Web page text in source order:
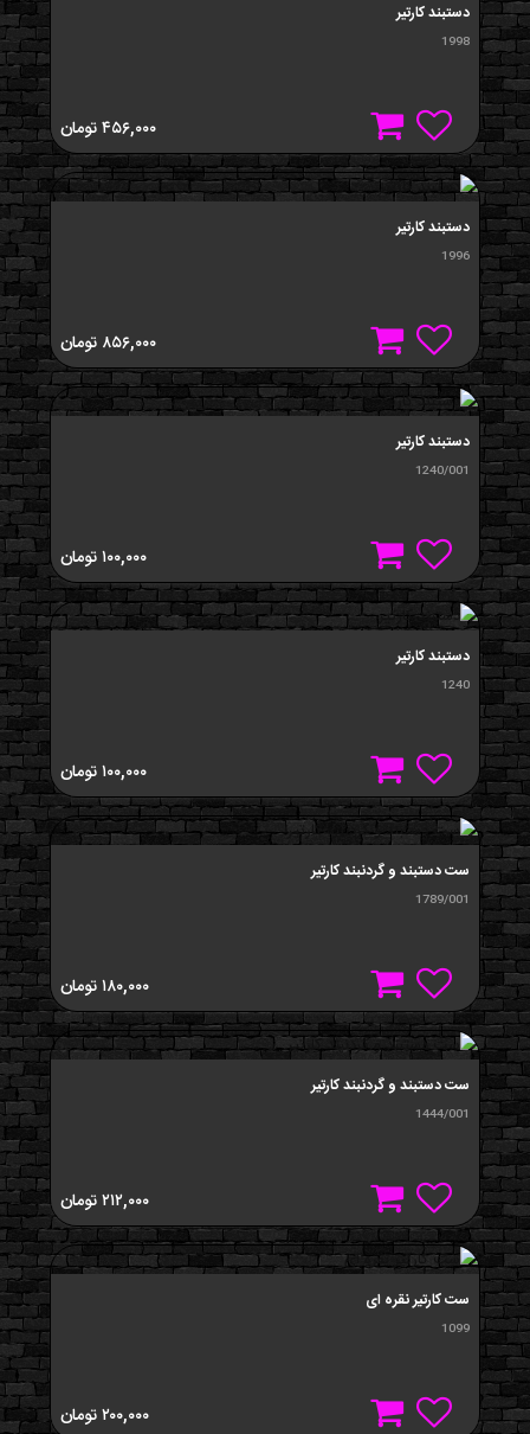
دستبند کارتیر
1998
۴۵۶,۰۰۰تومان
دستبند کارتیر
1996
۸۵۶,۰۰۰ تومان
دستبند کارتیر
1240/001
۱۰۰,۰۰۰تومان
دستبند کارتیر
1240
۱۰۰,۰۰۰تومان
ست دستبند و گردنبند کارتیر
1789/001
۱۸۰,۰۰۰تومان
ست دستبند و گردنبند کارتیر
1444/001
۲۱۲,۰۰۰تومان
ست کارتير نقره ای
1099
۲۰۰,۰۰۰تومان